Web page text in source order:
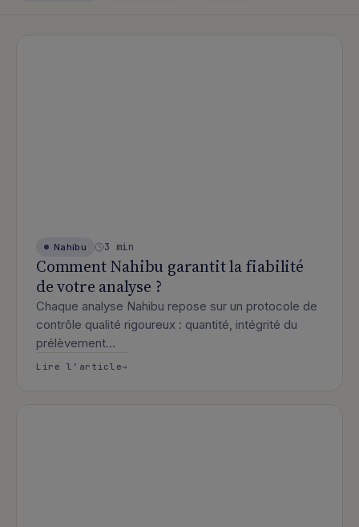
Nahibu 3 min
Comment Nahibu garantit la fiabilité
de votre analyse ?
Chaque analyse Nahibu repose sur un protocole de
contrôle qualité rigoureux : quantité, intégrité du
prélèvement…
Lire l’article: Comment Nahibu garantit la